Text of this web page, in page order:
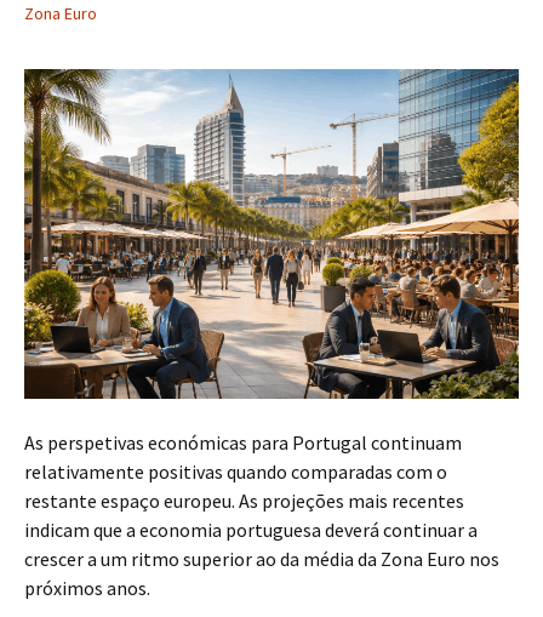
Zona Euro
As perspetivas económicas para Portugal continuam
relativamente positivas quando comparadas com o
restante espaço europeu. As projeções mais recentes
indicam que a economia portuguesa deverá continuar a
crescer a um ritmo superior ao da média da Zona Euro nos
próximos anos.